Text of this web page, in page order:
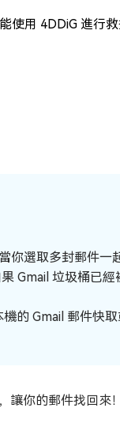
用 4DDiG 進行救
你選取多封郵件一
Gmail 垃圾桶已
的 Gmail 郵件快
讓你的郵件找回來！